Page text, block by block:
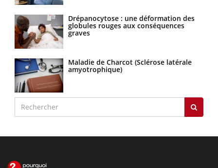
Drépanocytose : une déformation des
globules rouges aux conséquences
graves
Maladie de Charcot (Sclérose latérale
amyotrophique)